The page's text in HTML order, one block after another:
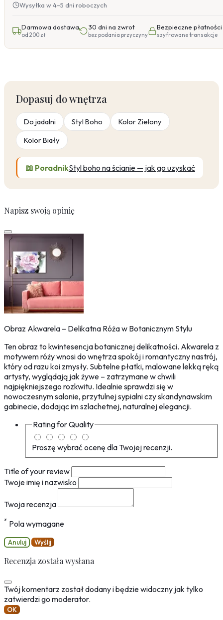
Wysyłka w 4–5 dni roboczych
Darmowa dostawa
od 200 zł
30 dni na zwrot
bez podania przyczyny
Bezpieczne płatności
szyfrowane transakcje
Dopasuj do wnętrza
Do jadalni Styl Boho
Kolor Zielony
Kolor Biały
📖 PoradnikStyl boho na ścianie — jak go uzyskać
Napisz swoją opinię
Obraz Akwarela – Delikatna Róża w Botanicznym Stylu
Ten obraz to kwintesencja botanicznej delikatności. Akwarela z
motywem róży wnosi do wnętrza spokój i romantyczny nastrój,
który od razu koi zmysły. Subtelne płatki, malowane lekką ręką
artysty, wyglądają jak żywe – zatrzymane w chwili
najpiękniejszego rozkwitu. Idealnie sprawdzi się w
nowoczesnym salonie, przytulnej sypialni czy skandynawskim
gabinecie, dodając im szlachetnej, naturalnej elegancji.
Rating forQuality
Proszę wybrać ocenę dla Twojej recenzji.
Title of your review
Twoje imię i nazwisko
Twoja recenzja
* Pola wymagane
Anuluj Wyślij
Recenzja została wysłana
Twój komentarz został dodany i będzie widoczny jak tylko
zatwierdzi go moderator.
OK